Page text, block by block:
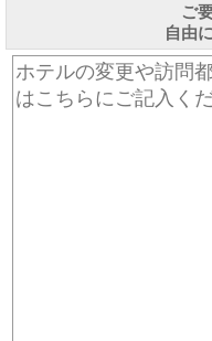
ご
自由